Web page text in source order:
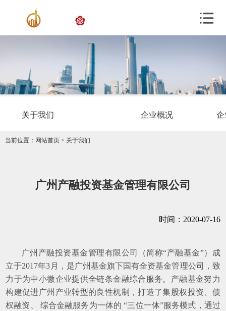
关于我们 企业概况 企
当前位置： 网站首页 > 关于我们
广州产融投资基金管理有限公司
时间：2020-07-16
广州产融投资基金管理有限公司（简称“产融基金”）成
立于2017年3月，是广州基金旗下国有全资基金管理公司，致
力于为中小微企业提供全链条金融综合服务。产融基金努力
构建促进广州产业转型的良性机制，打造了集股权投资、债
权融资、 综合金融服务为一体的 “三位一体”服务模式，通过